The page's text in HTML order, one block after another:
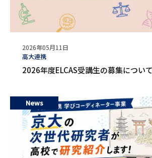
公
開
日
2026年05月11日
タ
グ
高大連携
2026年度ELCAS受講生の募集について
News